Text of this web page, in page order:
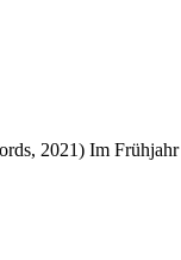
2021) Im